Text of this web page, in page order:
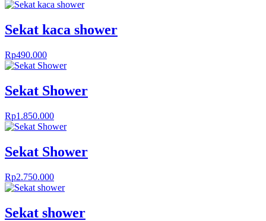
Sekat kaca shower
Rp490.000
Sekat Shower
Rp1.850.000
Sekat Shower
Rp2.750.000
Sekat shower